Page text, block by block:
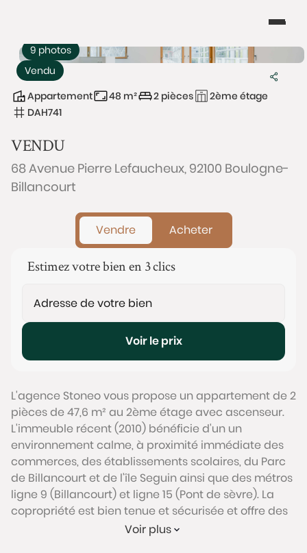
Vendu
9 photos
Appartement 48 m² 2 pièces
2ème étage
DAH741
VENDU
68 Avenue Pierre Lefaucheux, 92100 Boulogne-
Billancourt
Vendre Acheter
Estimez votre bien en 3 clics
Voir le prix
L'agence Stoneo vous propose un appartement de 2
pièces de 47,6 m² au 2ème étage avec ascenseur.
L'immeuble récent (2010) bénéficie d'un un
environnement calme, à proximité immédiate des
commerces, des établissements scolaires, du Parc
de Billancourt et de l'île Seguin ainsi que des métros
ligne 9 (Billancourt) et ligne 15 (Pont de sèvre). La
copropriété est bien tenue et sécurisée et offre des
prestations modernes: locaux vélos / poussettes,
Voir plus